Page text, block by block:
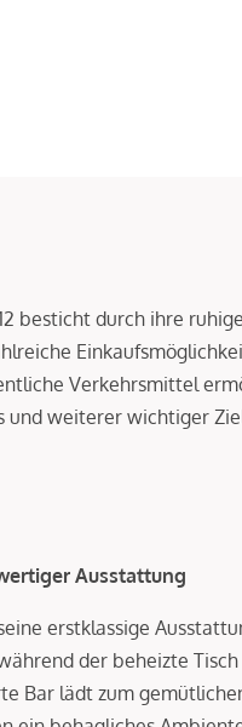
besticht durch ihre
Verkehrsmittel
und weiterer wichtiger
Ausstattung
erstklassige
der beheizte
Bar lädt zum